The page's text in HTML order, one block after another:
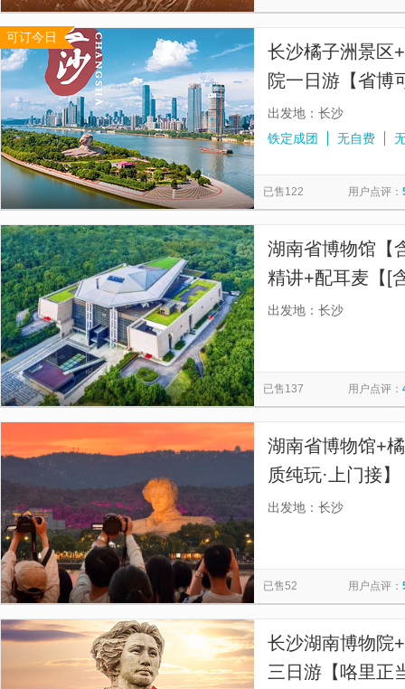
可订今日
长沙橘子洲景区
院一日游【省博
玩】
出发地：长沙
铁定成团
无自费
已售122 用户点评：
湖南省博物馆【
精讲+配耳麦【[
游细致解读文物
出发地：长沙
已售137 用户点评：
湖南省博物馆+
质纯玩·上门接
自己抢票；导游
出发地：长沙
已售52 用户点评：
长沙湖南博物院
三日游【咯里正